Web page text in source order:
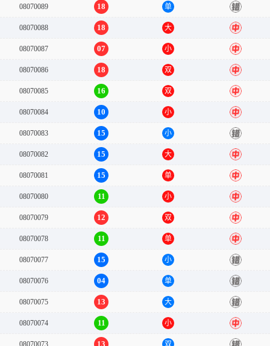
08070089 18 单 错
08070088 18 大 中
08070087 07 小 中
08070086 18 双 中
08070085 16 双 中
08070084 10 小 中
08070083 15 小 错
08070082 15 大 中
08070081 15 单 中
08070080 11 小 中
08070079 12 双 中
08070078 11 单 中
08070077 15 小 错
08070076 04 单 错
08070075 13 大 错
08070074 11 小 中
08070073 13 双 错